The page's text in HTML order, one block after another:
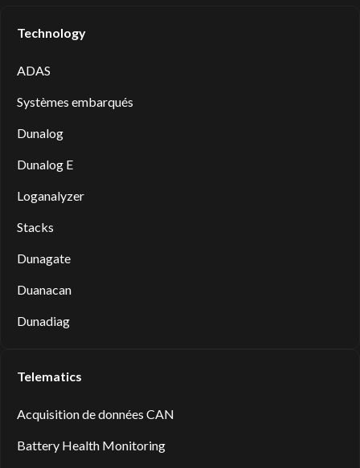
Technology
ADAS
Systèmes embarqués
Dunalog
Dunalog E
Loganalyzer
Stacks
Dunagate
Duanacan
Dunadiag
Telematics
Acquisition de données CAN
Battery Health Monitoring